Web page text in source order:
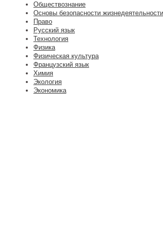
Обществознание
Основы безопасности
Право
Русский язык
Технология
Физика
Физическая культура
Французский язык
Химия
Экология
Экономика